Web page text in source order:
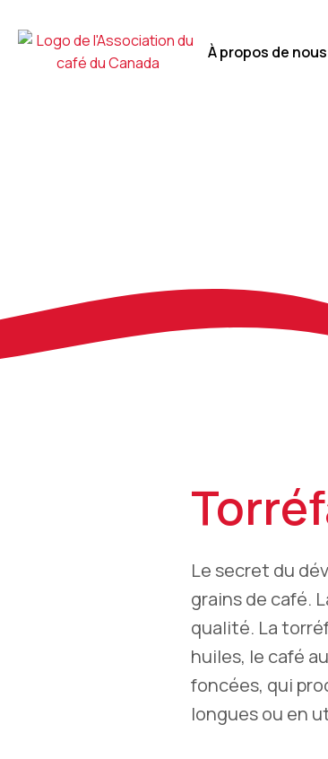
À propos de nous
Le secret du
grains de café.
qualité. La
huiles, le café
foncées, qui
longues ou en